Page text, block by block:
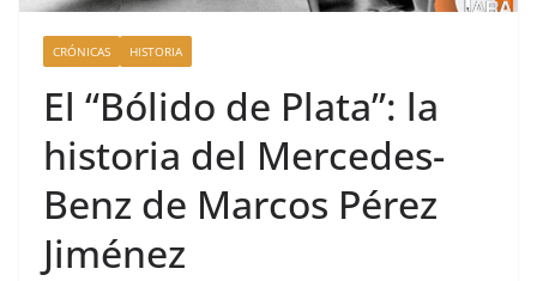
CRÓNICAS HISTORIA
El “Bólido de Plata”: la
historia del Mercedes-
Benz de Marcos Pérez
Jiménez